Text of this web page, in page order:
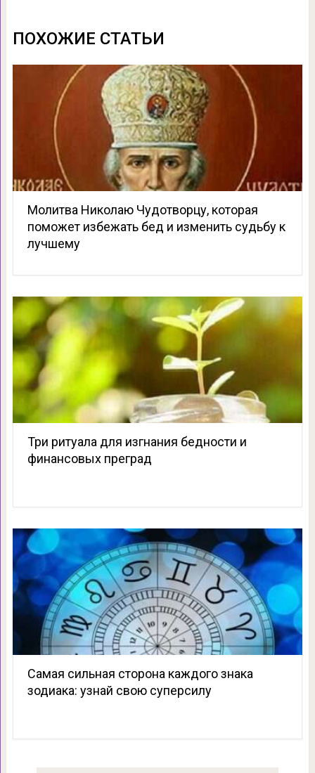
ПОХОЖИЕ СТАТЬИ
Молитва Николаю Чудотворцу, которая
поможет избежать бед и изменить судьбу к
лучшему
Три ритуала для изгнания бедности и
финансовых преград
Самая сильная сторона каждого знака
зодиака: узнай свою суперсилу